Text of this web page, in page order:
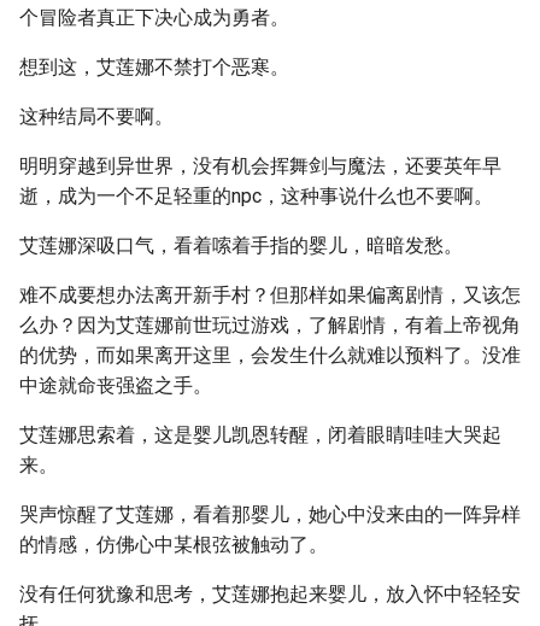
个冒险者真正下决心成为勇者。
想到这，艾莲娜不禁打个恶寒。
这种结局不要啊。
明明穿越到异世界，没有机会挥舞剑与魔法，还要英年早
逝，成为一个不足轻重的npc，这种事说什么也不要啊。
艾莲娜深吸口气，看着嗦着手指的婴儿，暗暗发愁。
难不成要想办法离开新手村？但那样如果偏离剧情，又该怎
么办？因为艾莲娜前世玩过游戏，了解剧情，有着上帝视角
的优势，而如果离开这里，会发生什么就难以预料了。没准
中途就命丧强盗之手。
艾莲娜思索着，这是婴儿凯恩转醒，闭着眼睛哇哇大哭起
来。
哭声惊醒了艾莲娜，看着那婴儿，她心中没来由的一阵异样
的情感，仿佛心中某根弦被触动了。
没有任何犹豫和思考，艾莲娜抱起来婴儿，放入怀中轻轻安